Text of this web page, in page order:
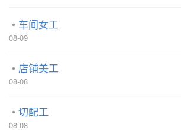
车间女工
08-09
店铺美工
08-08
切配工
08-08